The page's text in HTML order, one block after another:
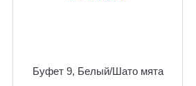
Буфет 9, Белый/Шато мята